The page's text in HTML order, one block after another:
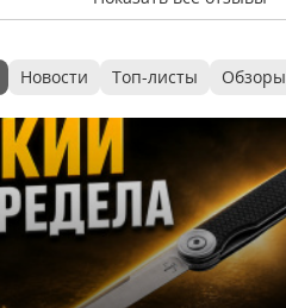
Новости Топ-листы Обзоры